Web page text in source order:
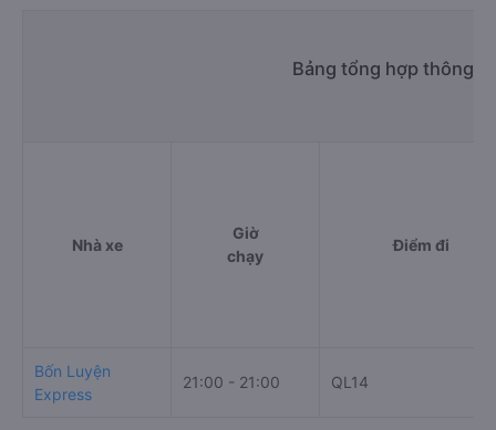
Bảng tổng hợp thông
Nhà xe
Giờ
chạy
Điểm đi
Bốn Luyện
Express
21:00 - 21:00 QL14